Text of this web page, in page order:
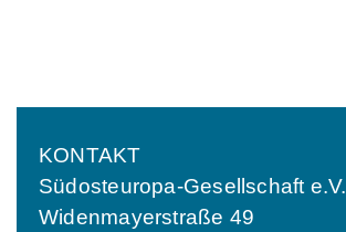
KONTAKT
Südosteuropa-Gesellschaft e.V.
Widenmayerstraße 49